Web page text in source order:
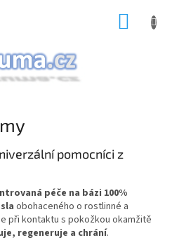
pomocníci z
péče na bázi 100%
obohaceného o rostlinné a
při kontaktu s pokožkou okamžitě
regeneruje a chrání.